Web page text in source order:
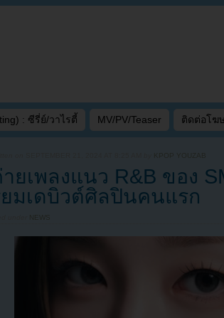
: ซีรี่ย์/วาไรตี้ MV/PV/Teaser ติดต่อโฆ
KPOP YOUZAB
ยเพลงแนว R&B ของ
มเดบิวต์ศิลปินคนแรก
NEWS